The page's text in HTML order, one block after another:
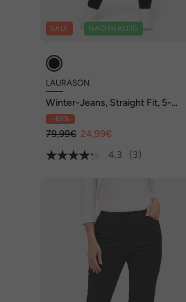
SALE NACHHALTIG
LAURASON
Winter-Jeans, Straight Fit, 5-
Pocket, mit recyceltem Polyester
- 69%
79,99€ 24,99€
4.3
(3)